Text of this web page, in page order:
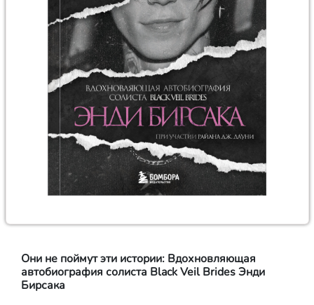
Они не поймут эти истории: Вдохновляющая
автобиография солиста Black Veil Brides Энди
Бирсака